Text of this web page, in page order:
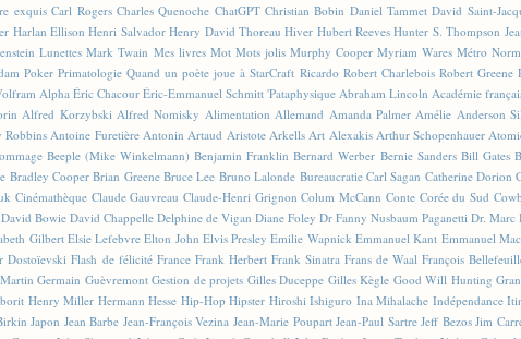
exquis Carl Rogers Charles Quenoche ChatGPT Christian Bobin Daniel Tammet David Saint-
Harlan Ellison Henri Salvador Henry David Thoreau Hiver Hubert Reeves Hunter S. Thompson
Lunettes Mark Twain Mes livres Mot Mots jolis Murphy Cooper Myriam Wares Métro
Poker Primatologie Quand un poète joue à StarCraft Ricardo Robert Charlebois Robert Greene
Alpha Éric Chacour Éric-Emmanuel Schmitt 'Pataphysique Abraham Lincoln Académie
Alfred Korzybski Alfred Nomisky Alimentation Allemand Amanda Palmer Amélie Anderson
Robbins Antoine Furetière Antonin Artaud Aristote Arkells Art Alexakis Arthur Schopenhauer
Beeple (Mike Winkelmann) Benjamin Franklin Bernard Werber Bernie Sanders Bill Gates
Bradley Cooper Brian Greene Bruce Lee Bruno Lalonde Bureaucratie Carl Sagan Catherine Dorion
Cinémathèque Claude Gauvreau Claude-Henri Grignon Colum McCann Conte Corée du Sud
David Bowie David Chappelle Delphine de Vigan Diane Foley Dr Fanny Nusbaum Paganetti Dr. Marc
Gilbert Elsie Lefebvre Elton John Elvis Presley Emilie Wapnick Emmanuel Kant Emmanuel
Dostoïevski Flash de félicité France Frank Herbert Frank Sinatra Frans de Waal François
Germain Guèvremont Gestion de projets Gilles Duceppe Gilles Kègle Good Will Hunting
Henry Miller Hermann Hesse Hip-Hop Hipster Hiroshi Ishiguro Ina Mihalache Indépendance
Japon Jean Barbe Jean-François Vezina Jean-Marie Poupart Jean-Paul Sartre Jeff Bezos Jim